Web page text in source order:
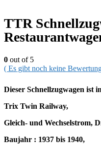
TTR
0 out of 5
( Es gibt noch keine
Dieser Schnellzugwagen ist
Trix Twin Railway,
Gleich- und Wechselstrom,
Baujahr : 1937 bis 1940,